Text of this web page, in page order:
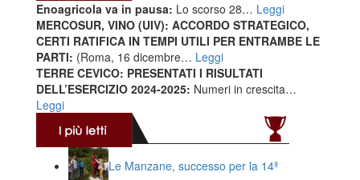
Enoagricola va in pausa: Lo scorso 28… Leggi
MERCOSUR, VINO (UIV): ACCORDO STRATEGICO,
CERTI RATIFICA IN TEMPI UTILI PER ENTRAMBE LE
PARTI: (Roma, 16 dicembre… Leggi
TERRE CEVICO: PRESENTATI I RISULTATI
DELL’ESERCIZIO 2024-2025: Numeri in crescita…
Leggi
Le Manzane, successo per la 14ª